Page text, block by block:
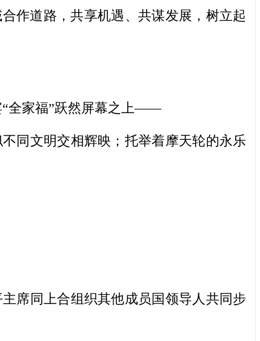
作道路，共享机遇、共谋发展，树立起
全家福”跃然屏幕之上——
同文明交相辉映；托举着摩天轮的永乐
同上合组织其他成员国领导人共同步